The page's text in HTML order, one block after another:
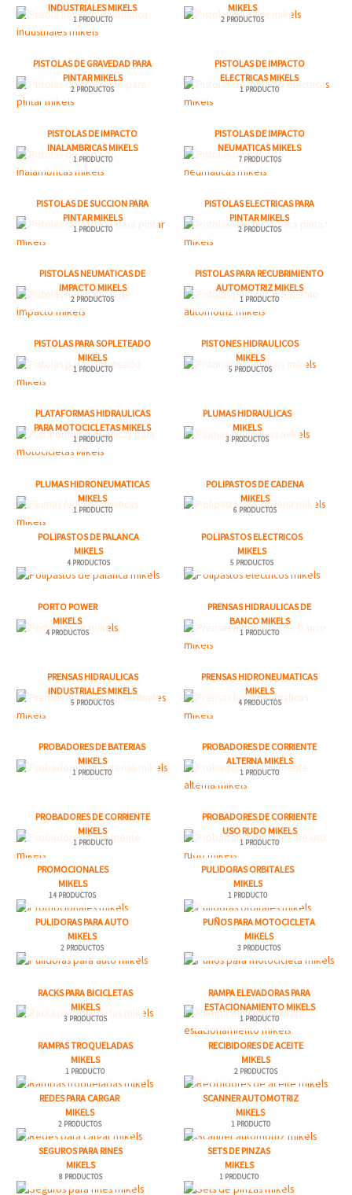
INDUSTRIALES MIKELS
1 PRODUCTO
MIKELS
2 PRODUCTOS
PISTOLAS DE GRAVEDAD PARA
PINTAR MIKELS
2 PRODUCTOS
PISTOLAS DE IMPACTO
ELECTRICAS MIKELS
1 PRODUCTO
PISTOLAS DE IMPACTO
INALAMBRICAS MIKELS
1 PRODUCTO
PISTOLAS DE IMPACTO
NEUMATICAS MIKELS
7 PRODUCTOS
PISTOLAS DE SUCCION PARA
PINTAR MIKELS
1 PRODUCTO
PISTOLAS ELECTRICAS PARA
PINTAR MIKELS
2 PRODUCTOS
PISTOLAS NEUMATICAS DE
IMPACTO MIKELS
2 PRODUCTOS
PISTOLAS PARA RECUBRIMIENTO
AUTOMOTRIZ MIKELS
1 PRODUCTO
PISTOLAS PARA SOPLETEADO
MIKELS
1 PRODUCTO
PISTONES HIDRAULICOS
MIKELS
5 PRODUCTOS
PLATAFORMAS HIDRAULICAS
PARA MOTOCICLETAS MIKELS
1 PRODUCTO
PLUMAS HIDRAULICAS
MIKELS
3 PRODUCTOS
PLUMAS HIDRONEUMATICAS
MIKELS
1 PRODUCTO
POLIPASTOS DE CADENA
MIKELS
6 PRODUCTOS
POLIPASTOS DE PALANCA
MIKELS
4 PRODUCTOS
POLIPASTOS ELECTRICOS
MIKELS
5 PRODUCTOS
PORTO POWER
MIKELS
4 PRODUCTOS
PRENSAS HIDRAULICAS DE
BANCO MIKELS
1 PRODUCTO
PRENSAS HIDRAULICAS
INDUSTRIALES MIKELS
5 PRODUCTOS
PRENSAS HIDRONEUMATICAS
MIKELS
4 PRODUCTOS
PROBADORES DE BATERIAS
MIKELS
1 PRODUCTO
PROBADORES DE CORRIENTE
ALTERNA MIKELS
1 PRODUCTO
PROBADORES DE CORRIENTE
MIKELS
1 PRODUCTO
PROBADORES DE CORRIENTE
USO RUDO MIKELS
1 PRODUCTO
PROMOCIONALES
MIKELS
14 PRODUCTOS
PULIDORAS ORBITALES
MIKELS
1 PRODUCTO
PULIDORAS PARA AUTO
MIKELS
2 PRODUCTOS
PUÑOS PARA MOTOCICLETA
MIKELS
3 PRODUCTOS
RACKS PARA BICICLETAS
MIKELS
3 PRODUCTOS
RAMPA ELEVADORAS PARA
ESTACIONAMIENTO MIKELS
1 PRODUCTO
RAMPAS TROQUELADAS
MIKELS
1 PRODUCTO
RECIBIDORES DE ACEITE
MIKELS
2 PRODUCTOS
REDES PARA CARGAR
MIKELS
2 PRODUCTOS
SCANNER AUTOMOTRIZ
MIKELS
1 PRODUCTO
SEGUROS PARA RINES
MIKELS
8 PRODUCTOS
SETS DE PINZAS
MIKELS
1 PRODUCTO